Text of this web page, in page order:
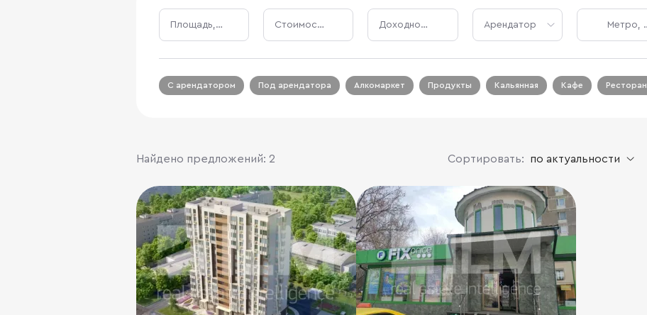
Площадь, м² Стоимость, ₽ Доходность, % Арендатор
С арендатором Под арендатора Алкомаркет Продукты Кальянная Кафе Ресторан
Найдено предложений: 2 Сортировать: по актуальности